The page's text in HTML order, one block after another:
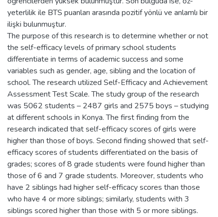
yeterlilik ile BTS puanları arasında pozitif yönlü ve anlamlı bir
ilişki bulunmuştur.
The purpose of this research is to determine whether or not
the self-efficacy levels of primary school students
differentiate in terms of academic success and some
variables such as gender, age, sibling and the location of
school. The research utilized Self-Efficacy and Achievement
Assessment Test Scale. The study group of the research
was 5062 students – 2487 girls and 2575 boys – studying
at different schools in Konya. The first finding from the
research indicated that self-efficacy scores of girls were
higher than those of boys. Second finding showed that self-
efficacy scores of students differentiated on the basis of
grades; scores of 8 grade students were found higher than
those of 6 and 7 grade students. Moreover, students who
have 2 siblings had higher self-efficacy scores than those
who have 4 or more siblings; similarly, students with 3
siblings scored higher than those with 5 or more siblings.